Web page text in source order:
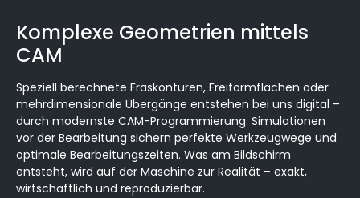
Komplexe Geometrien mittels
CAM
Speziell berechnete Fräskonturen, Freiformflächen oder
mehrdimensionale Übergänge entstehen bei uns digital –
durch modernste CAM-Programmierung. Simulationen
vor der Bearbeitung sichern perfekte Werkzeugwege und
optimale Bearbeitungszeiten. Was am Bildschirm
entsteht, wird auf der Maschine zur Realität – exakt,
wirtschaftlich und reproduzierbar.